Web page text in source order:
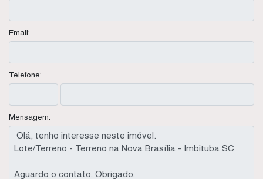
Email:
Telefone:
Mensagem: